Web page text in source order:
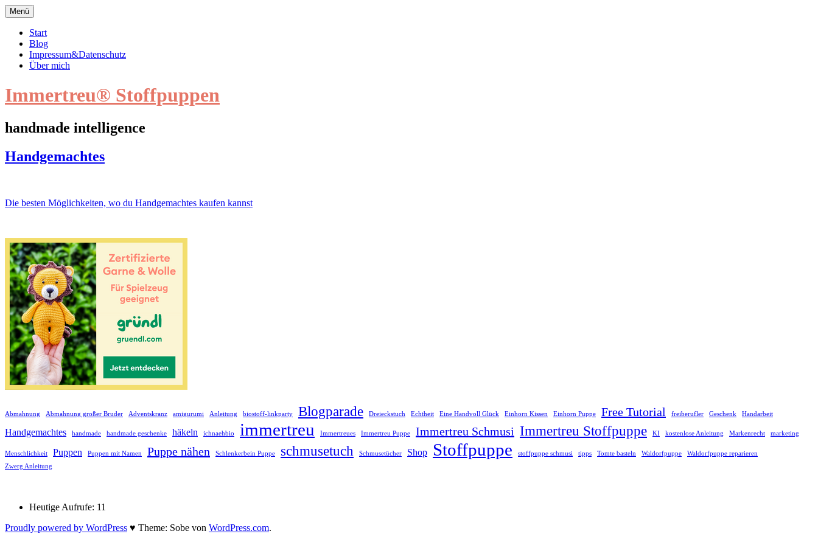
Zum
Inhalt
springen
Menü
Start
Blog
Impressum&Datenschutz
Über mich
Immertreu® Stoffpuppen
handmade intelligence
Handgemachtes
Handgemachtes
Beitragsnavigation
Die besten Möglichkeiten, wo du Handgemachtes kaufen kannst
Abmahnung Abmahnung großer Bruder Adventskranz amigurumi Anleitung biostoff-linkparty Blogparade Dreieckstuch Echtheit Eine Handvoll Glück Einhorn Kissen Einhorn Puppe Free Tutorial freiberufler Geschenk Handarbeit
Handgemachtes handmade handmade geschenke häkeln ichnaehbio immertreu Immertreues Immertreu Puppe Immertreu Schmusi Immertreu Stoffpuppe KI kostenlose Anleitung Markenrecht marketing
Menschlichkeit Puppen Puppen mit Namen Puppe nähen Schlenkerbein Puppe schmusetuch Schmusetücher Shop Stoffpuppe stoffpuppe schmusi tipps Tomte basteln Waldorfpuppe
Waldorfpuppe reparieren
Zwerg Anleitung
Heutige Aufrufe: 11
Proudly powered by WordPress ♥ Theme: Sobe von WordPress.com.